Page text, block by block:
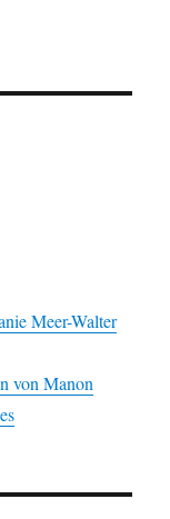
Meer-Walter
vonManon